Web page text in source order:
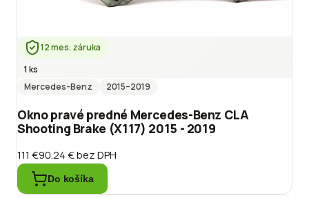
12 mes. záruka
1 ks
Mercedes-Benz
2015–2019
Okno pravé predné Mercedes-Benz CLA
Shooting Brake (X117) 2015 - 2019
111 €90.24 €bez DPH
Do košíka